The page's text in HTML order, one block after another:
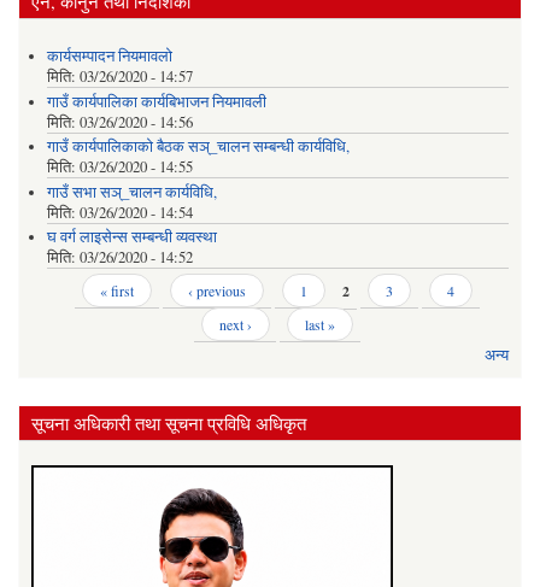
कार्यसम्पादन नियमावलो
मिति: 03/26/2020 - 14:57
गाउँ कार्यपालिका कार्यबिभाजन नियमावली
मिति: 03/26/2020 - 14:56
गाउँ कार्यपालिकाको बैठक सञ्_चालन सम्बन्धी कार्यविधि,
मिति: 03/26/2020 - 14:55
गाउँ सभा सञ्_चालन कार्यविधि,
मिति: 03/26/2020 - 14:54
घ वर्ग लाइसेन्स सम्बन्धी व्यवस्था
मिति: 03/26/2020 - 14:52
« first ‹ previous 1 2 3
4
next ›
last »
अन्य
सूचना अधिकारी तथा सूचना प्रविधि अधिकृत